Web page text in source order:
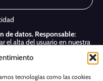
tecnologías como las cookies
de datos. Responsable:
el alta del usuario en nuestra
Destinatarios:
legal.
derechos, como se indica